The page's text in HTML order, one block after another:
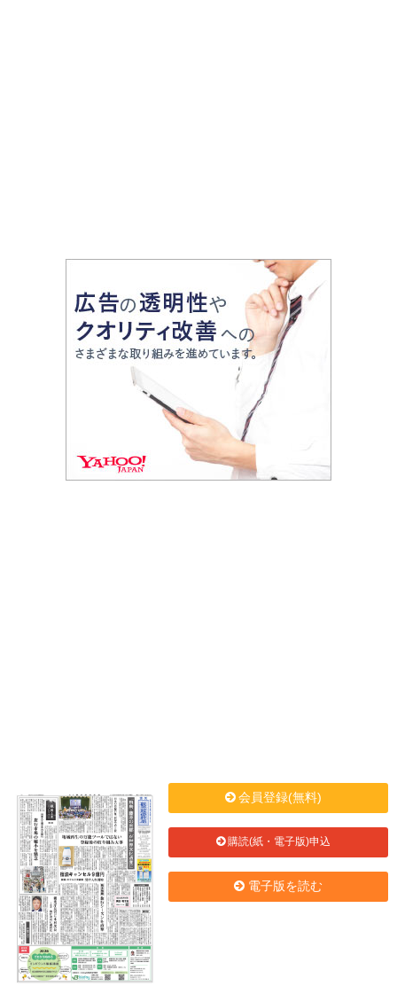
会員登録(無料)
購読(紙・電子版)申込
電子版を読む